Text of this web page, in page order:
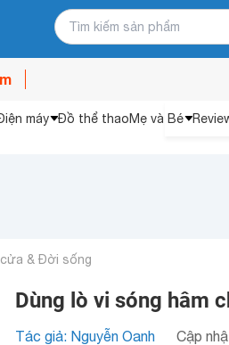
máy Đồ thể thaoMẹ và Bé
cửa & Đời sống
Dùng lò vi sóng hâm
Tác giả: Nguyễn Oanh Cập